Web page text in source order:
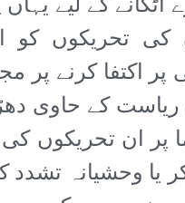
تحریکوں کو
اکتفا کرنے پر
ریاست کے حاوی
پر ان تحریکوں کی
یا وحشیانہ تشدد